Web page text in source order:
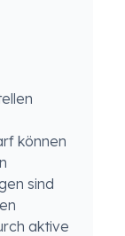
können
sind
aktive